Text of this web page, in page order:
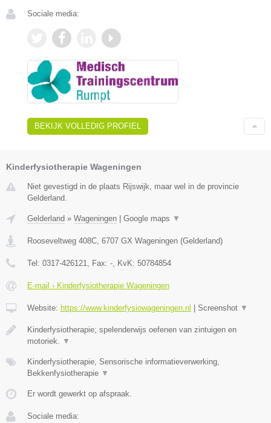
Sociale media:
BEKIJK VOLLEDIG PROFIEL
Kinderfysiotherapie Wageningen
Niet gevestigd in de plaats Rijswijk, maar wel in de provincie
Gelderland.
Gelderland » Wageningen Google maps ▼
Rooseveltweg 408C, 6707 GX Wageningen (Gelderland)
Tel: 0317-426121, Fax: -, KvK: 50784854
E-mail › Kinderfysiotherapie Wageningen
Website: https://www.kinderfysiowageningen.nl Screenshot ▼
Kinderfysiotherapie; spelenderwijs oefenen van zintuigen en
motoriek. ▼
Kinderfysiotherapie, Sensorische informatieverwerking,
Bekkenfysiotherapie ▼
Er wordt gewerkt op afspraak.
Sociale media: